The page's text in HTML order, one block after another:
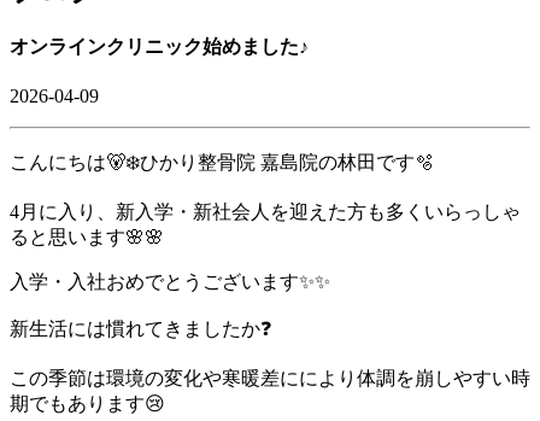
オンラインクリニック始めました♪
2026-04-09
こんにちは🐻‍❄️ひかり整骨院 嘉島院の林田です🫧
4月に入り、新入学・新社会人を迎えた方も多くいらっしゃ
ると思います🌸🌸
入学・入社おめでとうございます✨✨
新生活には慣れてきましたか❓
この季節は環境の変化や寒暖差ににより体調を崩しやすい時
期でもあります😢